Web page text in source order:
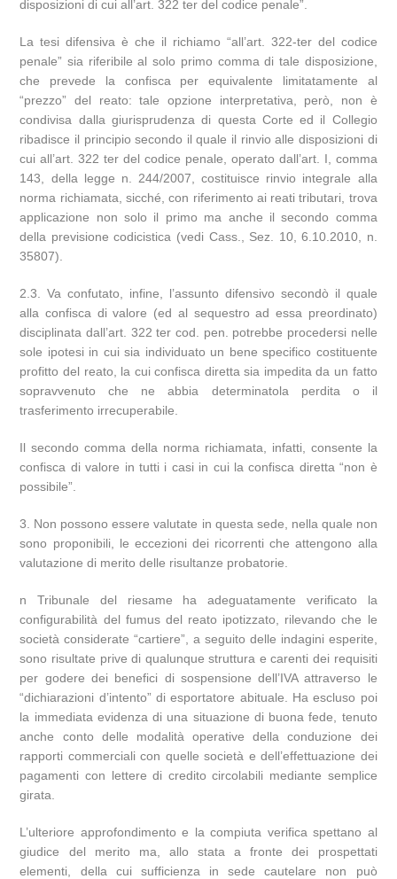
disposizioni di cui all’art. 322 ter del codice penale”.
La tesi difensiva è che il richiamo “all’art. 322-ter del codice
penale” sia riferibile al solo primo comma di tale disposizione,
che prevede la confisca per equivalente limitatamente al
“prezzo” del reato: tale opzione interpretativa, però, non è
condivisa dalla giurisprudenza di questa Corte ed il Collegio
ribadisce il principio secondo il quale il rinvio alle disposizioni di
cui all’art. 322 ter del codice penale, operato dall’art. I, comma
143, della legge n. 244/2007, costituisce rinvio integrale alla
norma richiamata, sicché, con riferimento ai reati tributari, trova
applicazione non solo il primo ma anche il secondo comma
della previsione codicistica (vedi Cass., Sez. 10, 6.10.2010, n.
35807).
2.3. Va confutato, infine, l’assunto difensivo secondò il quale
alla confisca di valore (ed al sequestro ad essa preordinato)
disciplinata dall’art. 322 ter cod. pen. potrebbe procedersi nelle
sole ipotesi in cui sia individuato un bene specifico costituente
profitto del reato, la cui confisca diretta sia impedita da un fatto
sopravvenuto che ne abbia determinatola perdita o il
trasferimento irrecuperabile.
Il secondo comma della norma richiamata, infatti, consente la
confisca di valore in tutti i casi in cui la confisca diretta “non è
possibile”.
3. Non possono essere valutate in questa sede, nella quale non
sono proponibili, le eccezioni dei ricorrenti che attengono alla
valutazione di merito delle risultanze probatorie.
n Tribunale del riesame ha adeguatamente verificato la
configurabilità del fumus del reato ipotizzato, rilevando che le
società considerate “cartiere”, a seguito delle indagini esperite,
sono risultate prive di qualunque struttura e carenti dei requisiti
per godere dei benefici di sospensione dell’IVA attraverso le
“dichiarazioni d’intento” di esportatore abituale. Ha escluso poi
la immediata evidenza di una situazione di buona fede, tenuto
anche conto delle modalità operative della conduzione dei
rapporti commerciali con quelle società e dell’effettuazione dei
pagamenti con lettere di credito circolabili mediante semplice
girata.
L’ulteriore approfondimento e la compiuta verifica spettano al
giudice del merito ma, allo stata a fronte dei prospettati
elementi, della cui sufficienza in sede cautelare non può